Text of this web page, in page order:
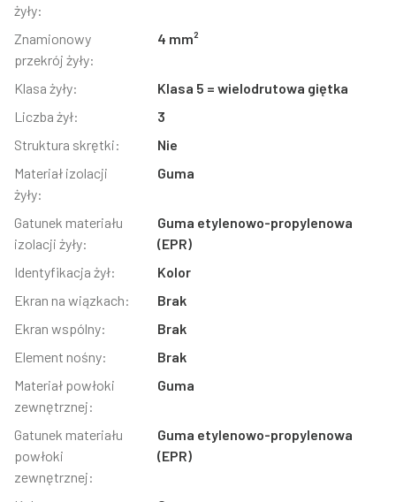
żyły:
Znamionowy
przekrój żyły:
4 mm²
Klasa żyły:
Klasa 5 = wielodrutowa giętka
Liczba żył:
3
Struktura skrętki:
Nie
Materiał izolacji
żyły:
Guma
Gatunek materiału
izolacji żyły:
Guma etylenowo-propylenowa
(EPR)
Identyfikacja żył:
Kolor
Ekran na wiązkach:
Brak
Ekran wspólny:
Brak
Element nośny:
Brak
Materiał powłoki
zewnętrznej:
Guma
Gatunek materiału
powłoki
zewnętrznej:
Guma etylenowo-propylenowa
(EPR)